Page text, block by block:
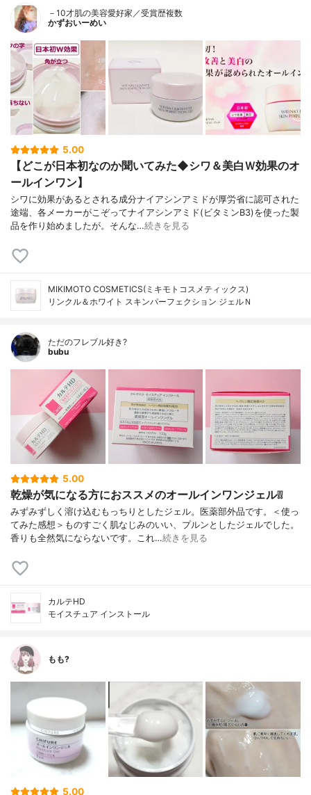
－10才肌の美容愛好家／受賞歴複数
かずおいーめい
5.00
【どこが日本初なのか聞いてみた◆シワ＆美白Ｗ効果のオ
ールインワン】
シワに効果があるとされる成分ナイアシンアミドが厚労省に認可された
途端、各メーカーがこぞってナイアシンアミド(ビタミンB3)を使った製
品を作り始めましたが。そんな…続きを見る
MIKIMOTO COSMETICS(ミキモトコスメティックス)
リンクル＆ホワイト スキンパーフェクション ジェルＮ
ただのフレブル好き?
bubu
5.00
乾燥が気になる方におススメのオールインワンジェル❕❕
みずみずしく溶け込むもっちりとしたジェル。医薬部外品です。＜使っ
てみた感想＞ものすごく肌なじみのいい、プルンとしたジェルでした。
香りも全然気にならないです。これ…続きを見る
カルテHD
モイスチュア インストール
もも?
5.00